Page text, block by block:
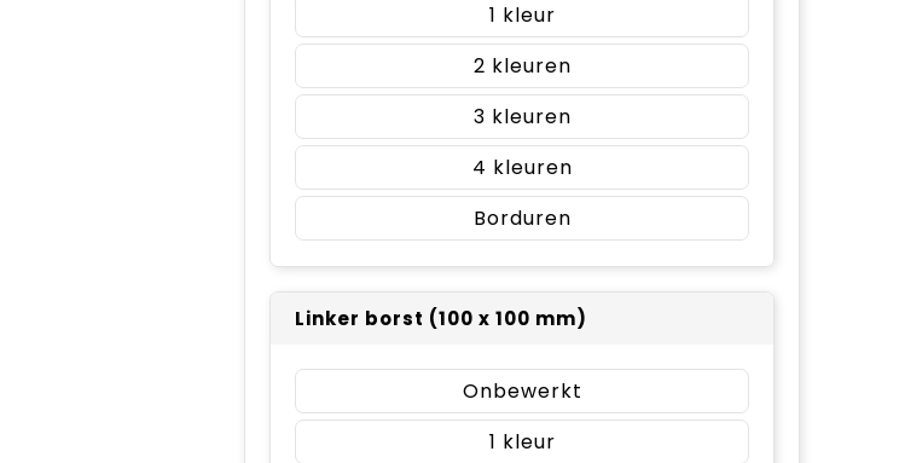
1
2
3
4
Borduren
Linker borst (100 x 100 mm)
Onbewerkt
1